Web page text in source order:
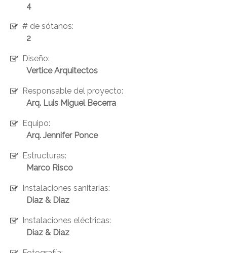
4
# de sótanos:
2
Diseño:
Vertice Arquitectos
Responsable del proyecto:
Arq. Luis Miguel Becerra
Equipo:
Arq. Jennifer Ponce
Estructuras:
Marco Risco
Instalaciones sanitarias:
Diaz & Diaz
Instalaciones eléctricas:
Diaz & Diaz